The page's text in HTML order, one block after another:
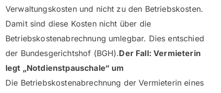
Verwaltungskosten und nicht zu den Betriebskosten.
Damit sind diese Kosten nicht über die
Betriebskostenabrechnung umlegbar. Dies entschied
der Bundesgerichtshof (BGH).Der Fall: Vermieterin
legt „Notdienstpauschale“ um
Die Betriebskostenabrechnung der Vermieterin eines